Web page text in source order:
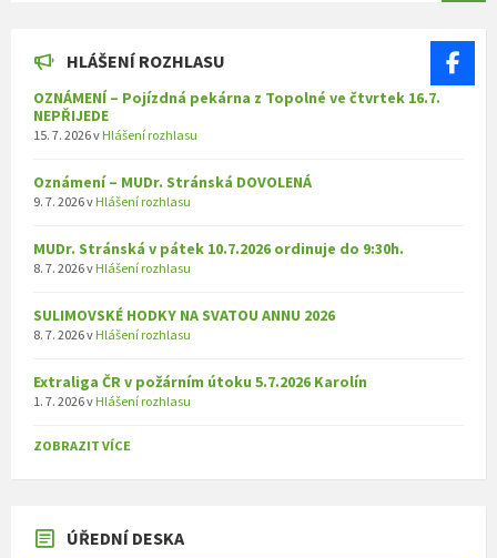
HLÁŠENÍ ROZHLASU
OZNÁMENÍ – Pojízdná pekárna z Topolné ve čtvrtek 16.7.
NEPŘIJEDE
15. 7. 2026v Hlášení rozhlasu
Oznámení – MUDr. Stránská DOVOLENÁ
9. 7. 2026v Hlášení rozhlasu
MUDr. Stránská v pátek 10.7.2026 ordinuje do 9:30h.
8. 7. 2026v Hlášení rozhlasu
SULIMOVSKÉ HODKY NA SVATOU ANNU 2026
8. 7. 2026v Hlášení rozhlasu
Extraliga ČR v požárním útoku 5.7.2026 Karolín
1. 7. 2026v Hlášení rozhlasu
ZOBRAZIT VÍCE
ÚŘEDNÍ DESKA